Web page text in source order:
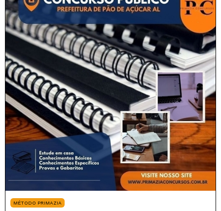
MÉTODO PRIMAZIA